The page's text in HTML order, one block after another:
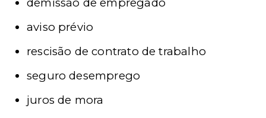
aviso prévio
rescisão de contrato de trabalho
seguro desemprego
juros de mora